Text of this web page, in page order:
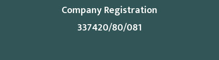
Company Registration
337420/80/081